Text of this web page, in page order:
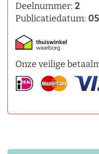
Deelnummer: 2
Publicatiedatum:
Onze veilige